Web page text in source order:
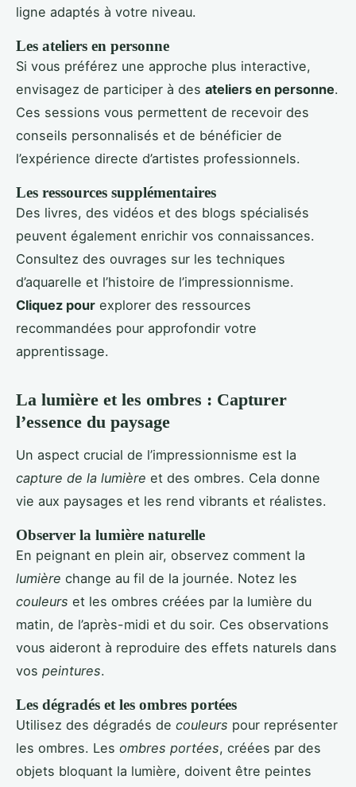
ligne adaptés à votre niveau.
Les ateliers en personne
Si vous préférez une approche plus interactive,
envisagez de participer à des ateliers en personne.
Ces sessions vous permettent de recevoir des
conseils personnalisés et de bénéficier de
l’expérience directe d’artistes professionnels.
Les ressources supplémentaires
Des livres, des vidéos et des blogs spécialisés
peuvent également enrichir vos connaissances.
Consultez des ouvrages sur les techniques
d’aquarelle et l’histoire de l’impressionnisme.
Cliquez pour explorer des ressources
recommandées pour approfondir votre
apprentissage.
La lumière et les ombres : Capturer
l’essence du paysage
Un aspect crucial de l’impressionnisme est la
capture de la lumière et des ombres. Cela donne
vie aux paysages et les rend vibrants et réalistes.
Observer la lumière naturelle
En peignant en plein air, observez comment la
lumière change au fil de la journée. Notez les
couleurs et les ombres créées par la lumière du
matin, de l’après-midi et du soir. Ces observations
vous aideront à reproduire des effets naturels dans
vos peintures.
Les dégradés et les ombres portées
Utilisez des dégradés de couleurs pour représenter
les ombres. Les ombres portées, créées par des
objets bloquant la lumière, doivent être peintes